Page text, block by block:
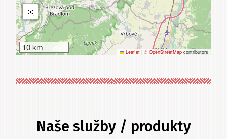
10 km Leaflet | © OpenStreetMap contributors
Naše služby / produkty